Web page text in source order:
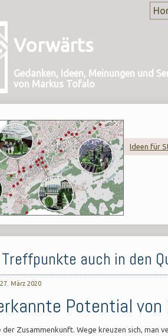
Vorwärts
Gedanken, Ideen, Meinungen und
von Markus Tofalo
Ideen für
auch in den
März 2020
Potential
der Zusammenkunft. Wege kreuzen sich, man